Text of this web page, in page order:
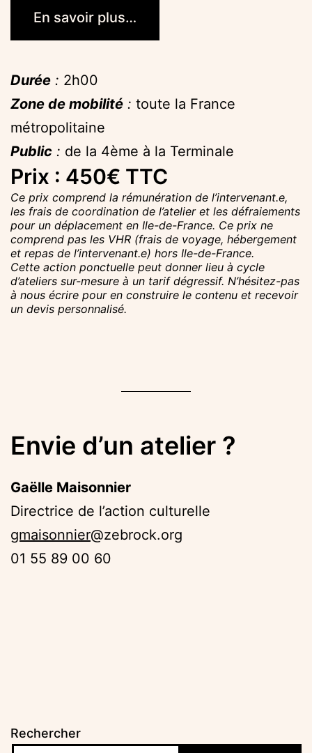
En savoir plus…
Durée : 2h00
Zone de mobilité : toute la France
métropolitaine
Public : de la 4ème à la Terminale
Prix : 450€ TTC
Ce prix comprend la rémunération de l’intervenant.e,
les frais de coordination de l’atelier et les défraiements
pour un déplacement en Ile-de-France. Ce prix ne
comprend pas les VHR (frais de voyage, hébergement
et repas de l’intervenant.e) hors Ile-de-France.
Cette action ponctuelle peut donner lieu à cycle
d’ateliers sur-mesure à un tarif dégressif. N’hésitez-pas
à nous écrire pour en construire le contenu et recevoir
un devis personnalisé.
Envie d’un atelier ?
Gaëlle Maisonnier
Directrice de l’action culturelle
gmaisonnier@zebrock.org
01 55 89 00 60
Rechercher